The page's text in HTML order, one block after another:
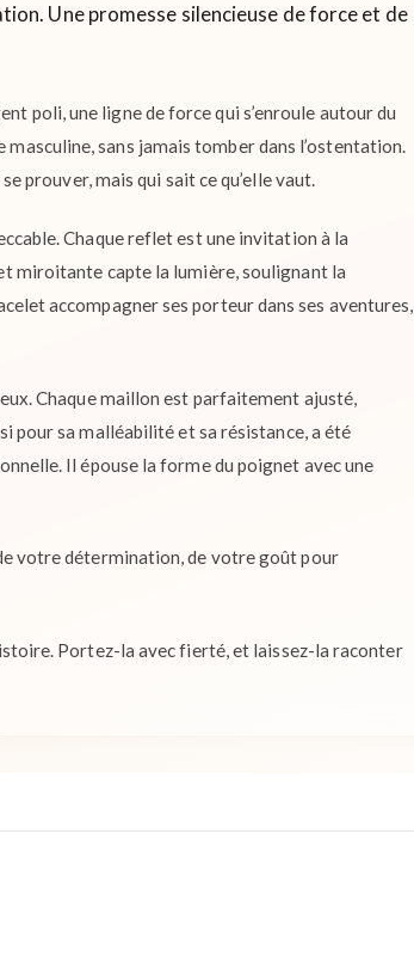
Une promesse silencieuse de force et de
poli, une ligne de force qui s’enroule autour du
sans jamais tomber dans l’ostentation.
prouver, mais qui sait ce qu’elle vaut.
Chaque reflet est une invitation à la
miroitante capte la lumière, soulignant la
accompagner ses porteur dans ses aventures,
Chaque maillon est parfaitement ajusté,
pour sa malléabilité et sa résistance, a été
Il épouse la forme du poignet avec une
votre détermination, de votre goût pour
Portez-la avec fierté, et laissez-la raconter